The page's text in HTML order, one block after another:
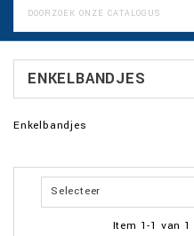
ENKELBANDJES
Enkelbandjes
Selecteer
Item 1-1 van